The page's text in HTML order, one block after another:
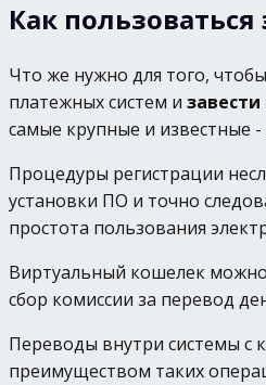
Как
Что же нужно для того,
платежных систем и
самые крупные и известные -
Процедуры регистрации
установки ПО и точно
простота пользования
Виртуальный кошелек
сбор комиссии за перевод
Переводы внутри системы с
преимуществом таких